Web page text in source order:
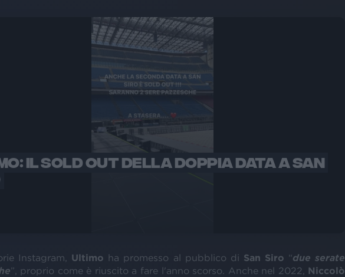
IL SOLD OUT DELLA DOPPIA DATA A SAN
Instagram, Ultimo ha promesso al pubblico di San Siro “due serate
”, proprio come è riuscito a fare l'anno scorso. Anche nel 2022, Niccolò